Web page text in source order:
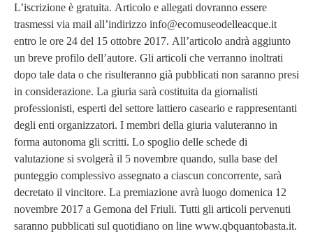
L’iscrizione è gratuita. Articolo e allegati dovranno essere
trasmessi via mail all’indirizzo info@ecomuseodelleacque.it
entro le ore 24 del 15 ottobre 2017. All’articolo andrà aggiunto
un breve profilo dell’autore. Gli articoli che verranno inoltrati
dopo tale data o che risulteranno già pubblicati non saranno presi
in considerazione. La giuria sarà costituita da giornalisti
professionisti, esperti del settore lattiero caseario e rappresentanti
degli enti organizzatori. I membri della giuria valuteranno in
forma autonoma gli scritti. Lo spoglio delle schede di
valutazione si svolgerà il 5 novembre quando, sulla base del
punteggio complessivo assegnato a ciascun concorrente, sarà
decretato il vincitore. La premiazione avrà luogo domenica 12
novembre 2017 a Gemona del Friuli. Tutti gli articoli pervenuti
saranno pubblicati sul quotidiano on line www.qbquantobasta.it.